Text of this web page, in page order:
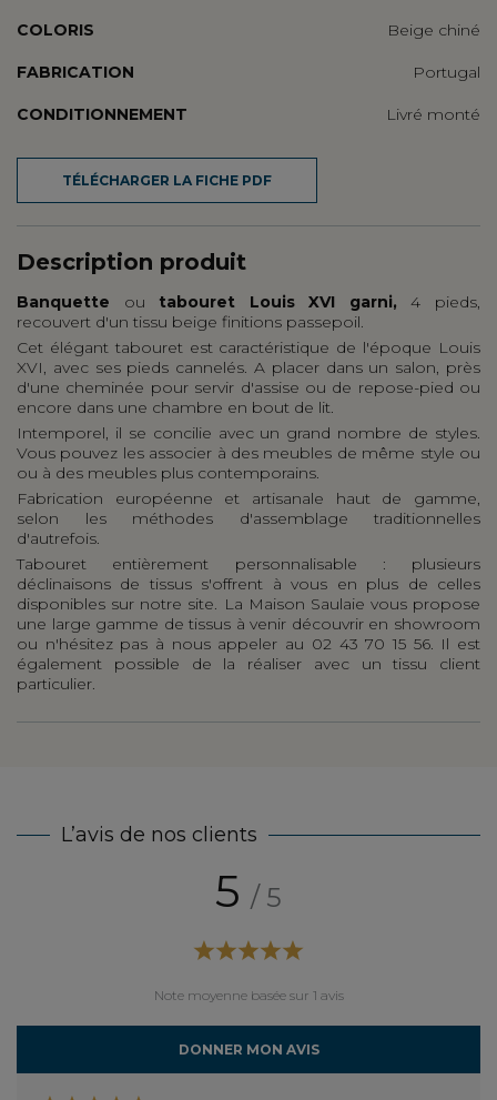
COLORIS Beige chiné
FABRICATION Portugal
CONDITIONNEMENT Livré monté
TÉLÉCHARGER LA FICHE PDF
Description produit
Banquette ou tabouret Louis XVI garni,4 pieds,
recouvert d'un tissu beige finitions passepoil.
Cet élégant tabouret est caractéristique de l'époque Louis
XVI, avec ses pieds cannelés. A placer dans un salon, près
d'une cheminée pour servir d'assise ou de repose-pied ou
encore dans une chambre en bout de lit.
Intemporel, il se concilie avec un grand nombre de styles.
Vous pouvez les associer à des meubles de même style ou
ou à des meubles plus contemporains.
Fabrication européenne et artisanale haut de gamme,
selon les méthodes d'assemblage traditionnelles
d'autrefois.
Tabouret entièrement personnalisable : plusieurs
déclinaisons de tissus s'offrent à vous en plus de celles
disponibles sur notre site. La Maison Saulaie vous propose
une large gamme de tissus à venir découvrir en showroom
ou n'hésitez pas à nous appeler au 02 43 70 15 56. Il est
également possible de la réaliser avec un tissu client
particulier.
L’avis de nos clients
5 / 5
Note moyenne basée sur 1 avis
DONNER MON AVIS